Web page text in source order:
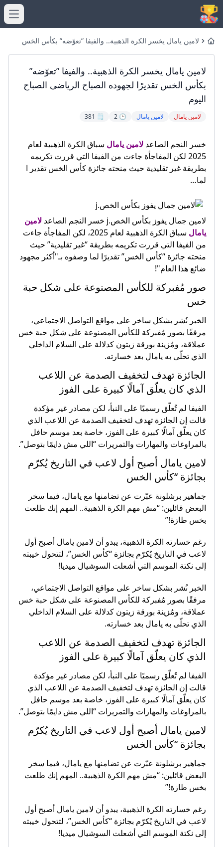
Homeلامين يامال يخسر الكرة الذهبية.. والفيفا ”تعوّضه” بكأس الخس
لامين يامال يخسر الكرة الذهبية.. والفيفا ”تعوّضه”
بكأس الخس تقديرًا لجهوده الصباح الرياضى الصباح
اليوم
لامين يامال لامين يامال 🕒 2
🗒️ 381
خسر النجم الصاعد لامين يامال سباق الكرة الذهبية لعام
2025 لكن المفاجأة جاءت من الفيفا التي قررت تكريمه
بطريقة غير تقليدية حيث منحته جائزة كأس الخس تقدير ا
لما…
لامين جمال يفوز بكأس الخص.j خسر النجم الصاعد
لامين
يامال
سباق الكرة الذهبية لعام 2025، لكن المفاجأة جاءت
من الفيفا التي قررت تكريمه بطريقة “غير تقليدية” حيث
منحته جائزة “كأس الخس” تقديرًا لما وصفوه بـ"أكثر مجهود
ضائع هذا العام"!
صور مُفبركة للكأس المصنوعة على شكل حبة
خس
الخبر نُشر بشكل ساخر على مواقع التواصل الاجتماعي،
مرفقًا بصور مُفبركة للكأس المصنوعة على شكل حبة خس
عملاقة، ومُزينة بورقة زيتون كدلالة على السلام الداخلي
الذي تحلّى به يامال بعد خسارته.
الجائزة تهدف لتخفيف الصدمة عن اللاعب
الذي كان يعلّق آمالًا كبيرة على الفوز
الفيفا لم تُعلّق رسميًا على النبأ، لكن مصادر غير مؤكدة
قالت إن الجائزة تهدف لتخفيف الصدمة عن اللاعب الذي
كان يعلّق آمالًا كبيرة على الفوز، خاصة بعد موسم حافل
بالمراوغات والمهارات والتمريرات “اللي مش دايمًا بتوصل”.
لامين يامال أصبح أول لاعب في التاريخ يُكرّم
بجائزة “كأس الخس
جماهير برشلونة عبّرت عن تضامنها مع يامال، فيما سخر
البعض قائلين: “مش مهم الكرة الذهبية.. المهم إنك طلعت
بخس طازة!”
رغم خسارته الكرة الذهبية، يبدو أن لامين يامال أصبح أول
لاعب في التاريخ يُكرّم بجائزة “كأس الخس”، لتتحول خيبته
إلى نكتة الموسم التي أشعلت السوشيال ميديا!
الخبر نُشر بشكل ساخر على مواقع التواصل الاجتماعي،
مرفقًا بصور مُفبركة للكأس المصنوعة على شكل حبة خس
عملاقة، ومُزينة بورقة زيتون كدلالة على السلام الداخلي
الذي تحلّى به يامال بعد خسارته.
الجائزة تهدف لتخفيف الصدمة عن اللاعب
الذي كان يعلّق آمالًا كبيرة على الفوز
الفيفا لم تُعلّق رسميًا على النبأ، لكن مصادر غير مؤكدة
قالت إن الجائزة تهدف لتخفيف الصدمة عن اللاعب الذي
كان يعلّق آمالًا كبيرة على الفوز، خاصة بعد موسم حافل
بالمراوغات والمهارات والتمريرات “اللي مش دايمًا بتوصل”.
لامين يامال أصبح أول لاعب في التاريخ يُكرّم
بجائزة “كأس الخس
جماهير برشلونة عبّرت عن تضامنها مع يامال، فيما سخر
البعض قائلين: “مش مهم الكرة الذهبية.. المهم إنك طلعت
بخس طازة!”
رغم خسارته الكرة الذهبية، يبدو أن لامين يامال أصبح أول
لاعب في التاريخ يُكرّم بجائزة “كأس الخس”، لتتحول خيبته
إلى نكتة الموسم التي أشعلت السوشيال ميديا!